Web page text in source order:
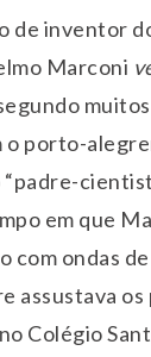
de inventor
Marconi
o porto-
em que
com ondas
assustava
Colégio